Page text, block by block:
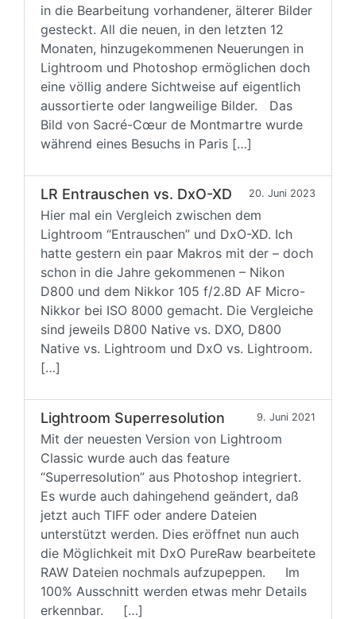
in die Bearbeitung vorhandener, älterer Bilder
gesteckt. All die neuen, in den letzten 12
Monaten, hinzugekommenen Neuerungen in
Lightroom und Photoshop ermöglichen doch
eine völlig andere Sichtweise auf eigentlich
aussortierte oder langweilige Bilder. Das
Bild von Sacré-Cœur de Montmartre wurde
während eines Besuchs in Paris […]
LR Entrauschen vs. DxO-XD 20. Juni 2023
Hier mal ein Vergleich zwischen dem
Lightroom “Entrauschen” und DxO-XD. Ich
hatte gestern ein paar Makros mit der – doch
schon in die Jahre gekommenen – Nikon
D800 und dem Nikkor 105 f/2.8D AF Micro-
Nikkor bei ISO 8000 gemacht. Die Vergleiche
sind jeweils D800 Native vs. DXO, D800
Native vs. Lightroom und DxO vs. Lightroom.
[…]
Lightroom Superresolution 9. Juni 2021
Mit der neuesten Version von Lightroom
Classic wurde auch das feature
“Superresolution” aus Photoshop integriert.
Es wurde auch dahingehend geändert, daß
jetzt auch TIFF oder andere Dateien
unterstützt werden. Dies eröffnet nun auch
die Möglichkeit mit DxO PureRaw bearbeitete
RAW Dateien nochmals aufzupeppen. Im
100% Ausschnitt werden etwas mehr Details
erkennbar. […]